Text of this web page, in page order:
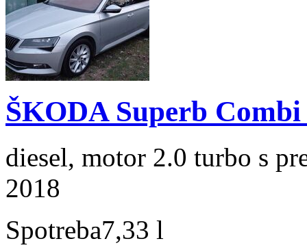
ŠKODA Superb
diesel, motor 2.0 turbo s
2018
Spotreba7,33 l